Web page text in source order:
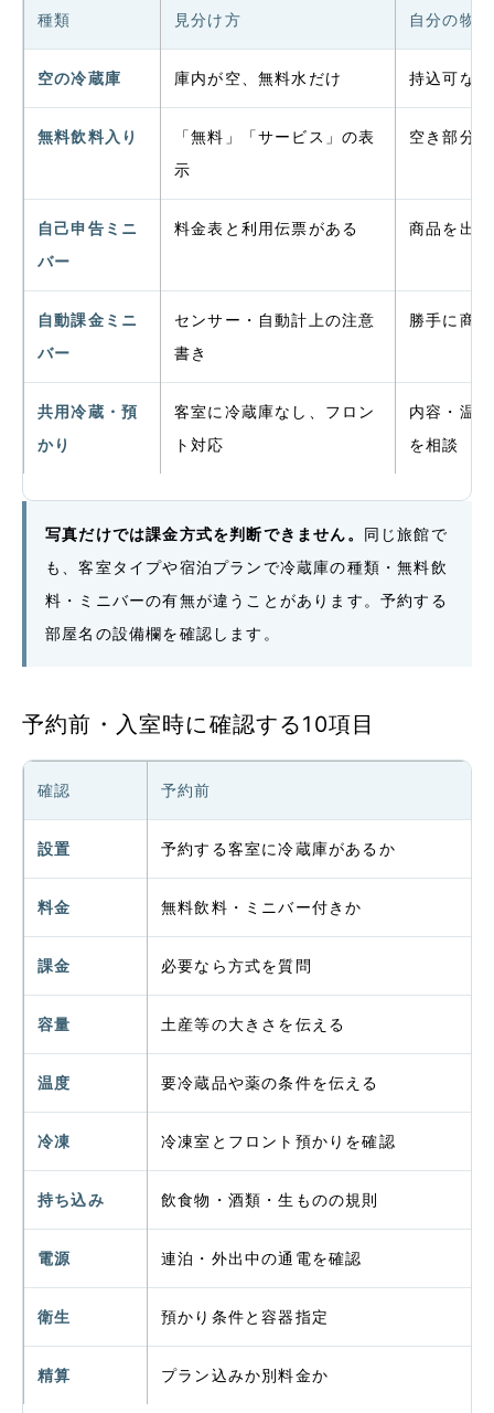
種類 見分け方 自分の物
空の冷蔵庫 庫内が空、無料水だけ 持込可な
無料飲料入り
「無料」「サービス」の表
示
空き部分
自己申告ミニ
バー
料金表と利用伝票がある 商品を出
自動課金ミニ
バー
センサー・自動計上の注意
書き
勝手に商
共用冷蔵・預
かり
客室に冷蔵庫なし、フロン
ト対応
内容・温
を相談
写真だけでは課金方式を判断できません。 同じ旅館で
も、客室タイプや宿泊プランで冷蔵庫の種類・無料飲
料・ミニバーの有無が違うことがあります。予約する
部屋名の設備欄を確認します。
予約前・入室時に確認する10項目
確認 予約前
設置 予約する客室に冷蔵庫があるか
料金 無料飲料・ミニバー付きか
課金 必要なら方式を質問
容量 土産等の大きさを伝える
温度 要冷蔵品や薬の条件を伝える
冷凍 冷凍室とフロント預かりを確認
持ち込み 飲食物・酒類・生ものの規則
電源 連泊・外出中の通電を確認
衛生 預かり条件と容器指定
精算 プラン込みか別料金か